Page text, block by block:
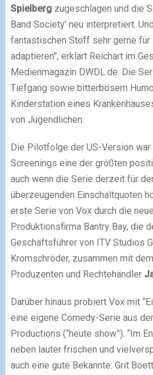
Spielbergzugeschlagen und die
Band Society’ neu interpretiert.
fantastischen Stoff sehr gerne für
adaptieren”, erklärt Reichart im
Medienmagazin DWDL.de. Die
Tiefgang sowie bitterbösem
Kinderstation eines
von Jugendlichen.
Die Pilotfolge der US-Version
Screenings eine der größten
auch wenn die Serie derzeit für
überzeugenden Einschaltquoten
erste Serie von Vox durch die
Produktionsfirma Bantry Bay, die
Geschäftsführer von ITV Studios
Kromschröder, zusammen mit
Produzenten und Rechtehändler
Darüber hinaus probiert Vox mit
eine eigene Comedy-Serie aus
Productions (“heute show”). “Im
neben lauter frischen und
auch eine gute Bekannte: Grit